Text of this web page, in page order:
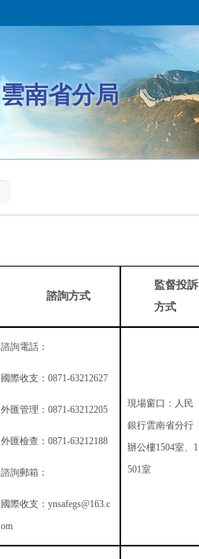
雲南省分局
諮詢方式
監督投訴
方式
諮詢電話：
國際收支： 0871-63212627
外匯管理： 0871-63212205
外匯檢查： 0871-63212188
諮詢郵箱：
國際收支： ynsafegs@163.c
om
現場窗口：人民
銀行雲南省分行
辦公樓1504室、 1
501室